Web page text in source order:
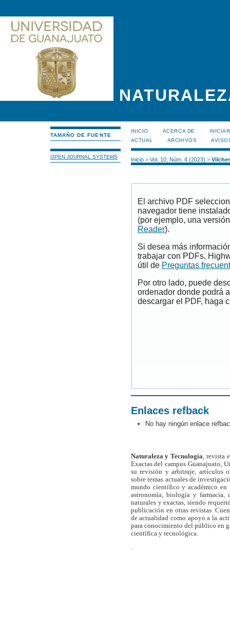
TAMAÑO DE FUENTE
OPEN JOURNAL SYSTEMS
INICIO ACERCA DE
ACTUAL
ARCHIVOS
Inicio> Vol. 10, Núm. 4 (2023) >
El archivo PDF
navegador tiene
(por ejemplo, una
Reader).
Si desea más
trabajar con PDFs,
útil de Preguntas
Por otro lado, puede
ordenador donde podrá
descargar el PDF, haga
Enlaces refback
No hay ningún enlace
Naturaleza y Tecnología, revista
Exactas del campus Guanajuato,
su revisión y arbitraje, artículos
sobre temas actuales de
mundo científico y académico en
astronomía, biología y farmacia,
naturales y exactas, siendo
publicación en otras revistas.
de actualidad como apoyo a la
para conocimiento del público en
científica y tecnológica.
.